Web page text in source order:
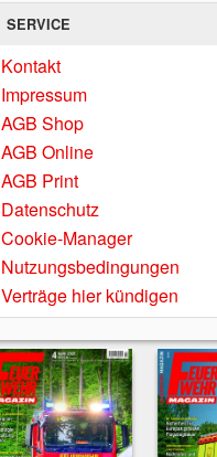
SERVICE
Kontakt
Impressum
AGB Shop
AGB Online
AGB Print
Datenschutz
Cookie-Manager
Nutzungsbedingungen
Verträge hier kündigen